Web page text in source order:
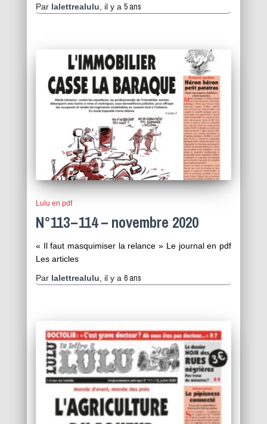
Par lalettrealulu , il y a 5 ans
Lulu en pdf
N°113 – 114 – novembre 2020
« Il faut masquimiser la relance » Le journal en pdf
Les articles
Par lalettrealulu , il y a 6 ans